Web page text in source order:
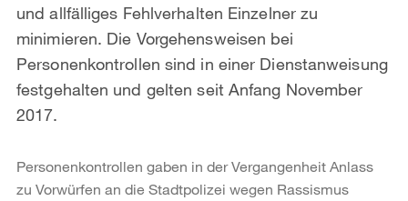
und allfälliges Fehlverhalten Einzelner zu
minimieren. Die Vorgehensweisen bei
Personenkontrollen sind in einer Dienstanweisung
festgehalten und gelten seit Anfang November
2017.
Personenkontrollen gaben in der Vergangenheit Anlass
zu Vorwürfen an die Stadtpolizei wegen Rassismus